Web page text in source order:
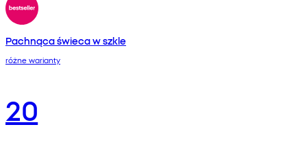
Pachnąca świeca w szkle
różne warianty
20